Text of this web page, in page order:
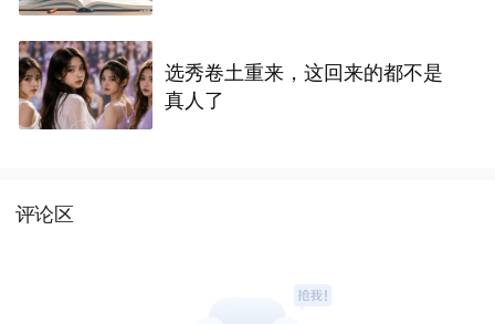
选秀卷土重来，这回来的都不是
真人了
评论区